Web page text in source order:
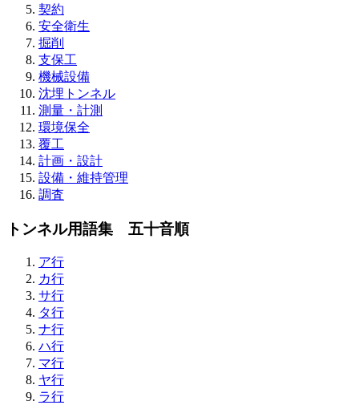
契約
安全衛生
掘削
支保工
機械設備
沈埋トンネル
測量・計測
環境保全
覆工
計画・設計
設備・維持管理
調査
トンネル用語集 五十音順
ア行
カ行
サ行
タ行
ナ行
ハ行
マ行
ヤ行
ラ行